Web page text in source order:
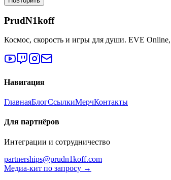
PrudN1koff
Космос, скорость и игры для души. EVE
Навигация
ГлавнаяБлогСсылкиМерчКонтакты
Для партнёров
Интеграции и сотрудничество
partnerships@prudn1koff.com
Медиа-кит по запросу →